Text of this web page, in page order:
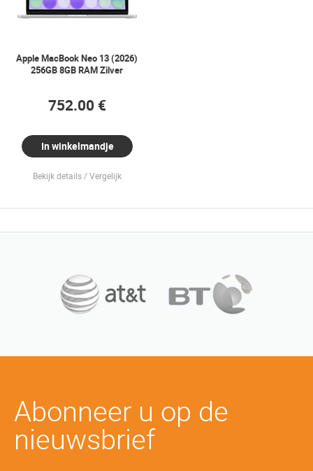
Apple MacBook Neo 13 (2026)
256GB 8GB RAM Zilver
752.00 €
In winkelmandje
Bekijk details Vergelijk
Abonneer u op de
nieuwsbrief